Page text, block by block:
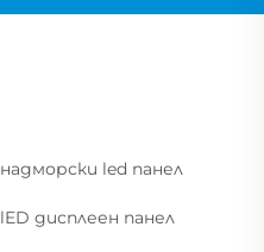
надморски led панел
lED дисплеен панел